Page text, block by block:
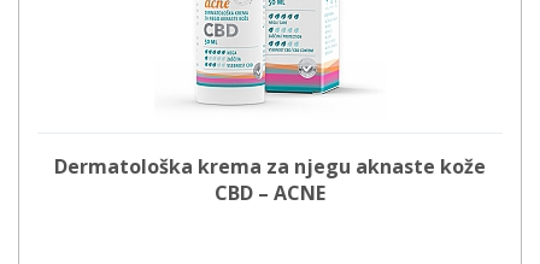
Dermatološka krema za njegu aknaste kože
CBD – ACNE